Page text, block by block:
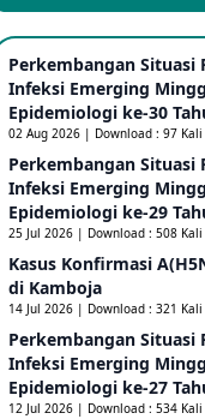
Mpox Clade 1b di
25
Update Informasi
Ebola
Penetapan
RD Kongo dan
Outbreak Penyakti
Perkembangan Situasi
Infeksi Emerging
Epidemiologi ke-30
02 Aug 2026 | Download : 97 Kali
Perkembangan Situasi
Infeksi Emerging
Epidemiologi ke-29
25 Jul 2026 | Download : 508 Kali
Kasus Konfirmasi
di Kamboja​
14 Jul 2026 | Download : 321 Kali
Perkembangan Situasi
Infeksi Emerging
Epidemiologi ke-27
12 Jul 2026 | Download : 534 Kali